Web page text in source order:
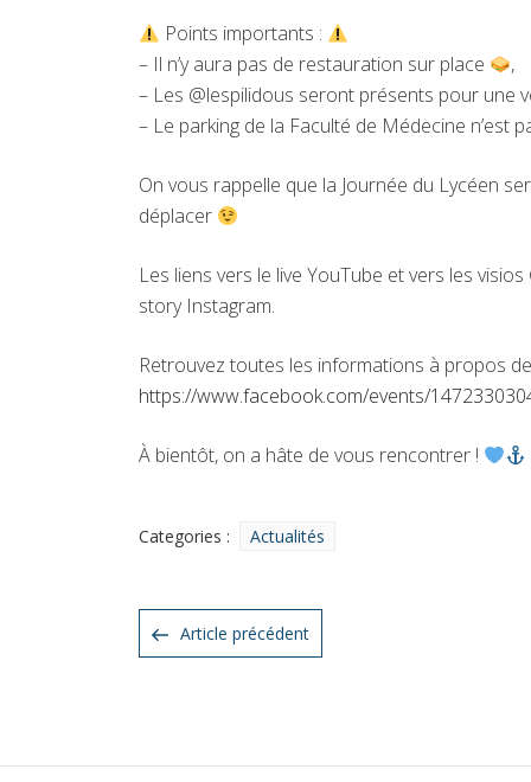
Points importants :
– Il n’y aura pas de restauration sur place
,
– Les @lespilidous seront présents pour une
– Le parking de la Faculté de Médecine n’est
On vous rappelle que la Journée du Lycéen
déplacer
Les liens vers le live YouTube et vers les
story Instagram.
Retrouvez toutes les informations à propos
https://www.facebook.com/events/
À bientôt, on a hâte de vous rencontrer !
Categories : Catégories
Actualités
NAVIGATION
Article
précédent
Article précédent